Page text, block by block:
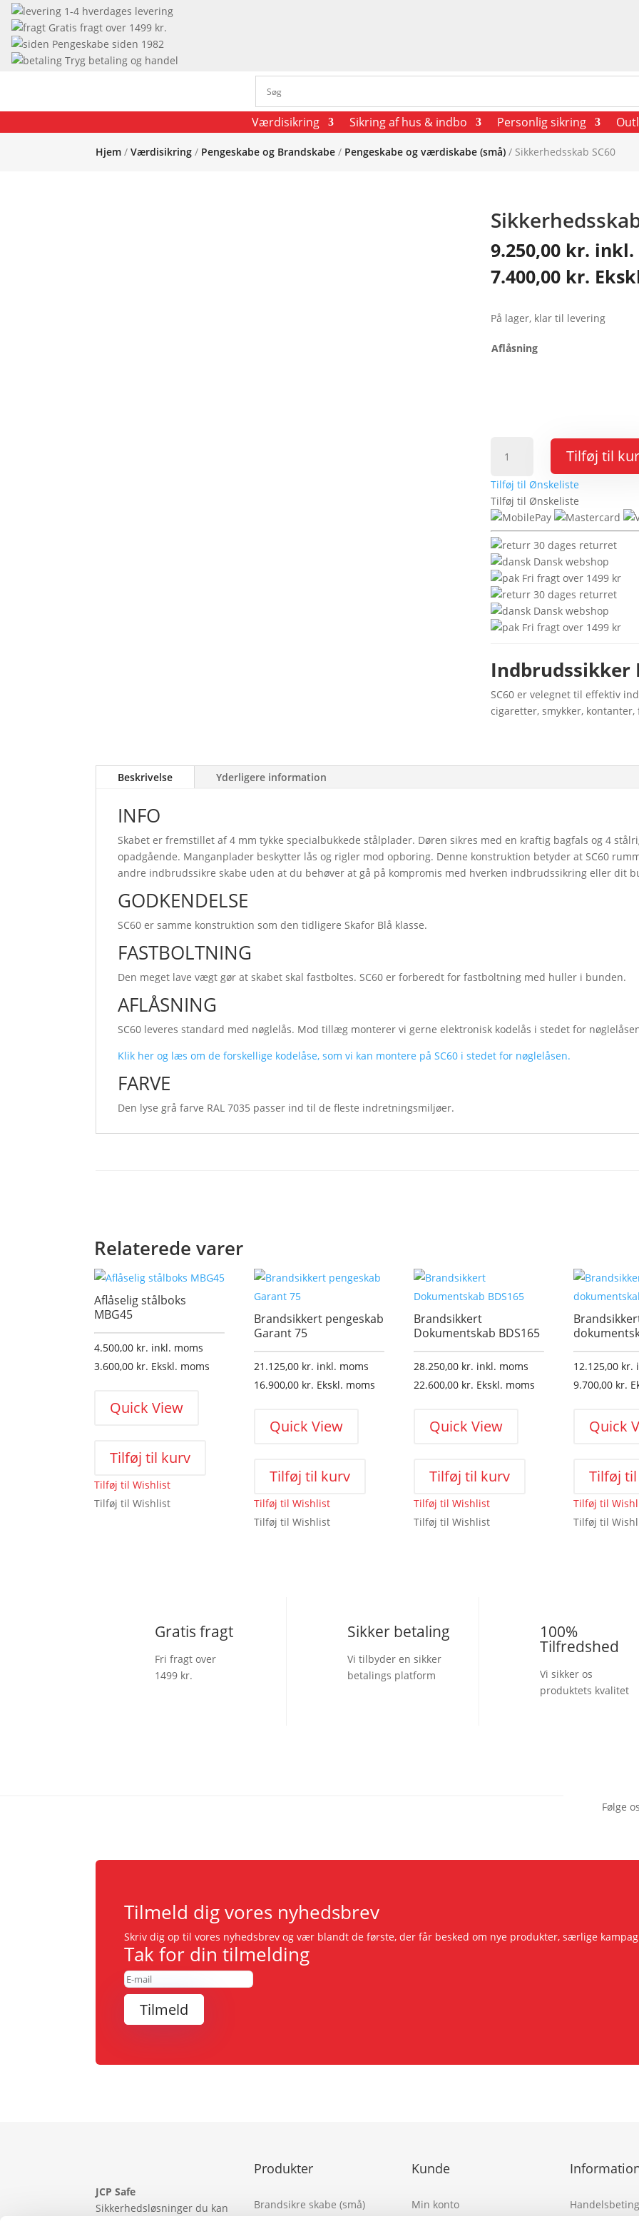
1-4 hverdages levering
Gratis fragt over 1499 kr.
Pengeskabe siden 1982
Tryg betaling og handel
Værdisikring Sikring af hus & indbo Personlig sikring
Hjem /Værdisikring / Pengeskabe og Brandskabe / Pengeskabe og værdiskabe (små) / Sikkerhedsskab SC60
9.250,00 kr. inkl.
7.400,00 kr.
På lager, klar til levering
Aflåsning
Sikkerhedsskab
SC60
antal
Tilføj til
Tilføj til Ønskeliste
Tilføj til Ønskeliste
30 dages returret
Dansk webshop
Fri fragt over 1499 kr
30 dages returret
Dansk webshop
Fri fragt over 1499 kr
Indbrudssikker
SC60 er velegnet til effektiv
cigaretter, smykker,
Beskrivelse Yderligere information
INFO
Skabet er fremstillet af 4 mm tykke specialbukkede stålplader. Døren sikres med en kraftig bagfals og 4
opadgående. Manganplader beskytter lås og rigler mod opboring. Denne konstruktion betyder at SC60
andre indbrudssikre skabe uden at du behøver at gå på kompromis med hverken indbrudssikring eller dit
GODKENDELSE
SC60 er samme konstruktion som den tidligere Skafor Blå klasse.
FASTBOLTNING
Den meget lave vægt gør at skabet skal fastboltes. SC60 er forberedt for fastboltning med huller i bunden.
AFLÅSNING
SC60 leveres standard med nøglelås. Mod tillæg monterer vi gerne elektronisk kodelås i stedet for
Klik her og læs om de forskellige kodelåse, som vi kan montere på SC60 i stedet for nøglelåsen.
FARVE
Den lyse grå farve RAL 7035 passer ind til de fleste indretningsmiljøer.
Relaterede varer
Aflåselig stålboks
MBG45
4.500,00 kr. inkl. moms
3.600,00 kr. Ekskl. moms
Quick View
Tilføj til kurv
Tilføj til Wishlist
Tilføj til Wishlist
Brandsikkert pengeskab
Garant 75
21.125,00 kr. inkl. moms
16.900,00 kr. Ekskl. moms
Quick View
Tilføj til kurv
Tilføj til Wishlist
Tilføj til Wishlist
Brandsikkert
Dokumentskab BDS165
28.250,00 kr. inkl. moms
22.600,00 kr. Ekskl. moms
Quick View
Tilføj til kurv
Tilføj til Wishlist
Tilføj til Wishlist
12.125,00 kr.
9.700,00 kr.
Quick
Tilføj
Tilføj til
Tilføj til
Gratis fragt
Fri fragt over
1499 kr.
Sikker betaling
Vi tilbyder en sikker
betalings platform
100%
Tilfredshed
Vi sikker os
produktets kvalitet
Følge
Tilmeld dig vores nyhedsbrev
Skriv dig op til vores nyhedsbrev og vær blandt de første, der får besked om nye produkter, særlige
Tak for din tilmelding
Tilmeld
JCP Safe
Sikkerhedsløsninger du kan
Produkter
Brandsikre skabe (små)
Kunde
Min konto